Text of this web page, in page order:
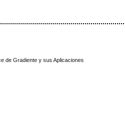
de Gradiente y sus Aplicaciones